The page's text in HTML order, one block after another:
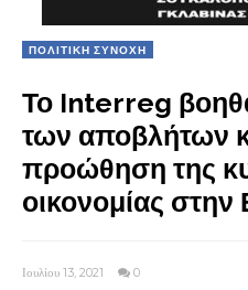
ΠΟΛΙΤΙΚΗ ΣΥΝΟΧΗ
Το Interreg
των αποβλήτων
προώθηση της
οικονομίας
Ιουλίου 13, 2021 0